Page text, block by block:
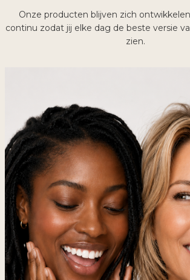
Onze producten blijven zich
continu zodat jij elke dag de beste versie
zien.